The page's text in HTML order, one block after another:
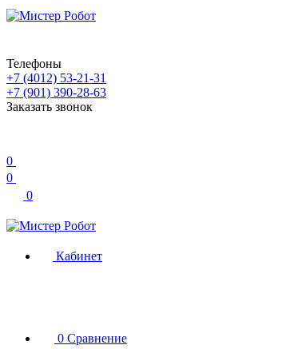
Телефоны
+7 (4012) 53-21-31
+7 (901) 390-28-63
Заказать звонок
0
0
0
Кабинет
0 Сравнение